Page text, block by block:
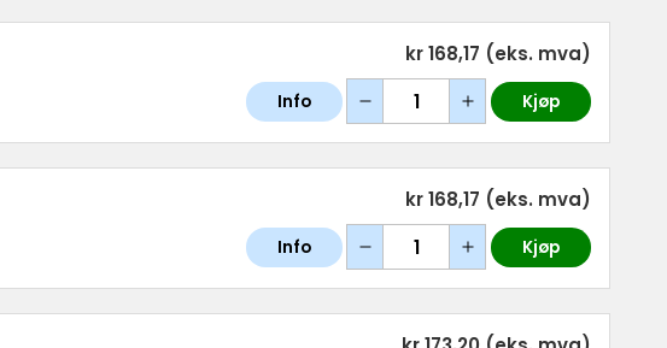
kr 168,17 (eks. mva)
Info Kjøp
kr 168,17 (eks. mva)
Info Kjøp